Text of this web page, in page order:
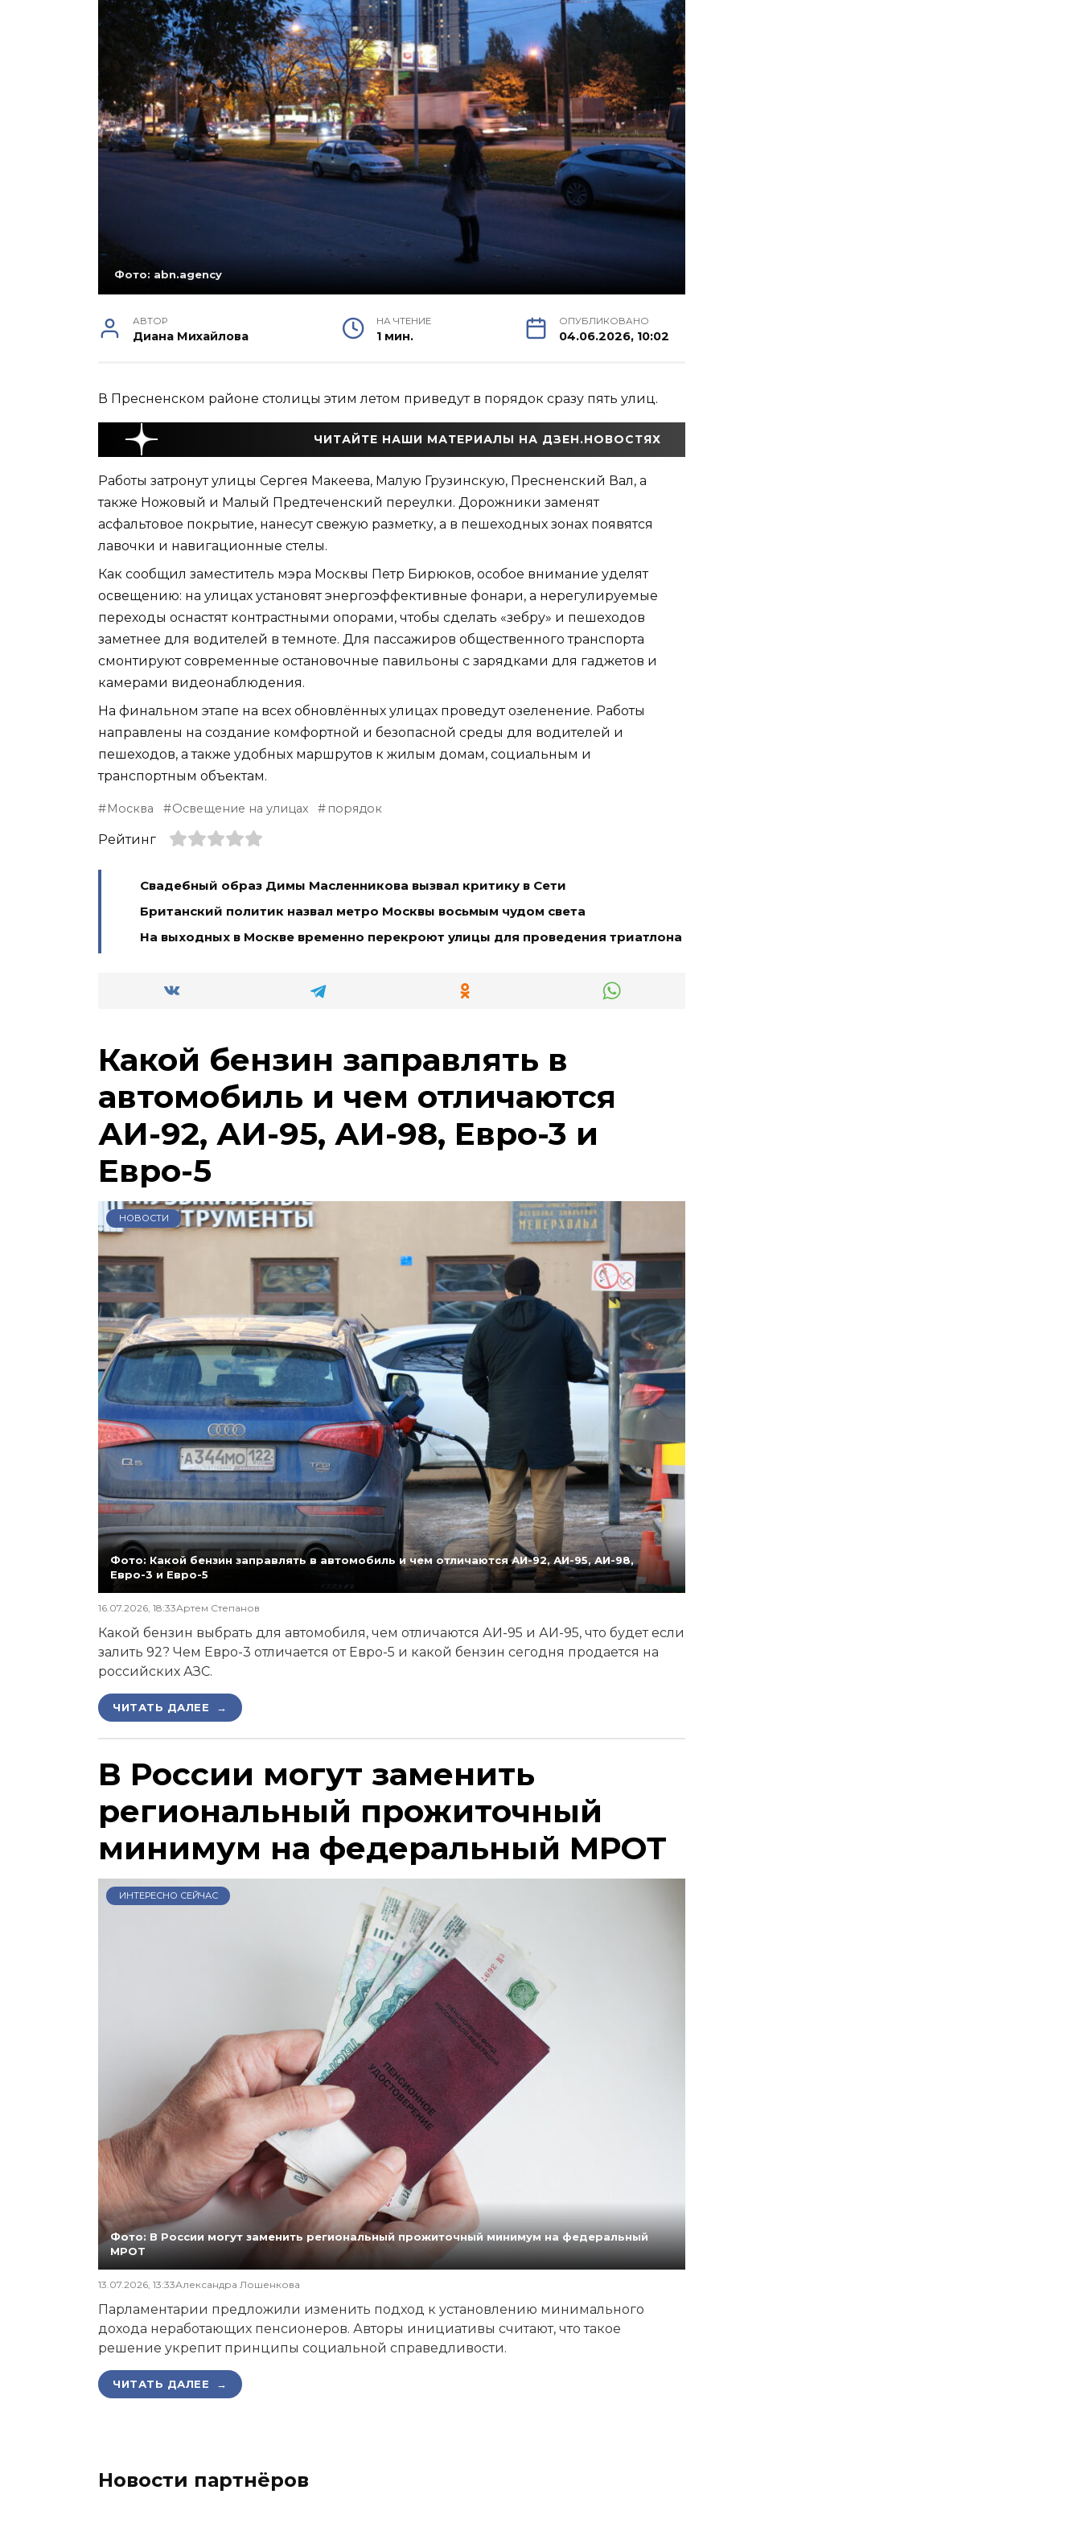
Фото: abn.agency
АВТОР
Диана Михайлова
НА ЧТЕНИЕ
1 мин.
ОПУБЛИКОВАНО
04.06.2026, 10:02
В Пресненском районе столицы этим летом приведут в порядок сразу пять улиц.
ЧИТАЙТЕ НАШИ МАТЕРИАЛЫ НА ДЗЕН.НОВОСТЯХ
Работы затронут улицы Сергея Макеева, Малую Грузинскую, Пресненский Вал, а
также Ножовый и Малый Предтеченский переулки. Дорожники заменят
асфальтовое покрытие, нанесут свежую разметку, а в пешеходных зонах появятся
лавочки и навигационные стелы.
Как сообщил заместитель мэра Москвы Петр Бирюков, особое внимание уделят
освещению: на улицах установят энергоэффективные фонари, а нерегулируемые
переходы оснастят контрастными опорами, чтобы сделать «зебру» и пешеходов
заметнее для водителей в темноте. Для пассажиров общественного транспорта
смонтируют современные остановочные павильоны с зарядками для гаджетов и
камерами видеонаблюдения.
На финальном этапе на всех обновлённых улицах проведут озеленение. Работы
направлены на создание комфортной и безопасной среды для водителей и
пешеходов, а также удобных маршрутов к жилым домам, социальным и
транспортным объектам.
Москва Освещение на улицах порядок
Рейтинг
Свадебный образ Димы Масленникова вызвал критику в Сети
Британский политик назвал метро Москвы восьмым чудом света
На выходных в Москве временно перекроют улицы для проведения триатлона
Какой бензин заправлять в
автомобиль и чем отличаются
АИ-92, АИ-95, АИ-98, Евро-3 и
Евро-5
НОВОСТИ
Фото: Какой бензин заправлять в автомобиль и чем отличаются АИ-92, АИ-95, АИ-98,
Евро-3 и Евро-5
16.07.2026, 18:33Артем Степанов
Какой бензин выбрать для автомобиля, чем отличаются АИ-95 и АИ-95, что будет если
залить 92? Чем Евро-3 отличается от Евро-5 и какой бензин сегодня продается на
российских АЗС.
ЧИТАТЬ ДАЛЕЕ →
В России могут заменить
региональный прожиточный
минимум на федеральный МРОТ
ИНТЕРЕСНО СЕЙЧАС
Фото: В России могут заменить региональный прожиточный минимум на федеральный
МРОТ
13.07.2026, 13:33Александра Лошенкова
Парламентарии предложили изменить подход к установлению минимального
дохода неработающих пенсионеров. Авторы инициативы считают, что такое
решение укрепит принципы социальной справедливости.
ЧИТАТЬ ДАЛЕЕ →
Новости партнёров